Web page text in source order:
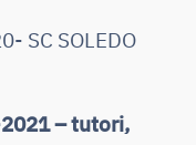
SC SOLEDO
– tutori,